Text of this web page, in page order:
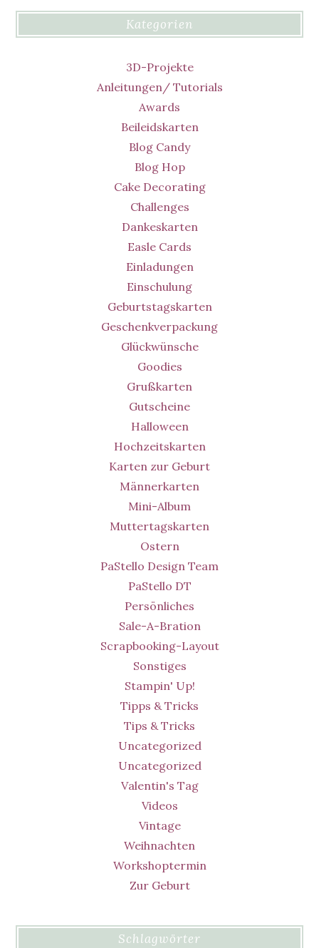
Kategorien
3D-Projekte
Anleitungen/ Tutorials
Awards
Beileidskarten
Blog Candy
Blog Hop
Cake Decorating
Challenges
Dankeskarten
Easle Cards
Einladungen
Einschulung
Geburtstagskarten
Geschenkverpackung
Glückwünsche
Goodies
Grußkarten
Gutscheine
Halloween
Hochzeitskarten
Karten zur Geburt
Männerkarten
Mini-Album
Muttertagskarten
Ostern
PaStello Design Team
PaStello DT
Persönliches
Sale-A-Bration
Scrapbooking-Layout
Sonstiges
Stampin' Up!
Tipps & Tricks
Tips & Tricks
Uncategorized
Uncategorized
Valentin's Tag
Videos
Vintage
Weihnachten
Workshoptermin
Zur Geburt
Schlagwörter